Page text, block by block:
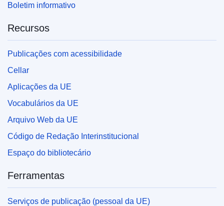
Boletim informativo
Recursos
Publicações com acessibilidade
Cellar
Aplicações da UE
Vocabulários da UE
Arquivo Web da UE
Código de Redação Interinstitucional
Espaço do bibliotecário
Ferramentas
Serviços de publicação (pessoal da UE)